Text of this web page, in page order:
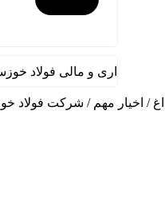
اداری و مالی فولاد
/ اخیار مهم / شرکت فولاد